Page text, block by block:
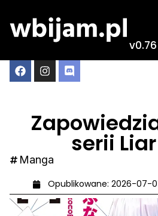
v0.76
serii
Manga
Opublikowane: 2026-07-